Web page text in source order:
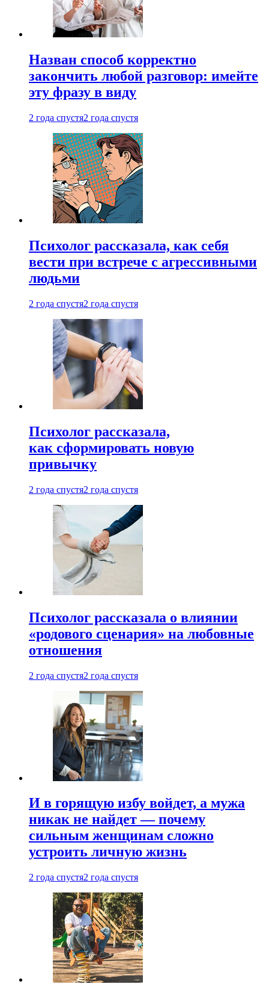
Назван способ корректно
закончить любой разговор: имейте
эту фразу в виду
2 года спустя2 года спустя
Психолог рассказала, как себя
вести при встрече с агрессивными
людьми
2 года спустя2 года спустя
Психолог рассказала,
как сформировать новую
привычку
2 года спустя2 года спустя
Психолог рассказала о влиянии
«родового сценария» на любовные
отношения
2 года спустя2 года спустя
И в горящую избу войдет, а мужа
никак не найдет — почему
сильным женщинам сложно
устроить личную жизнь
2 года спустя2 года спустя